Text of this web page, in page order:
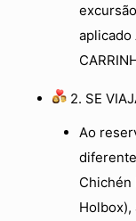
aplicado
2. SE
Ao
Chichén
Holbox),